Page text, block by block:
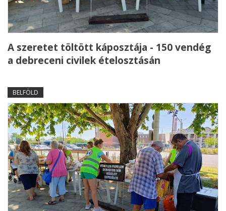
A szeretet töltött káposztája - 150 vendég
a debreceni civilek ételosztásán
BELFÖLD